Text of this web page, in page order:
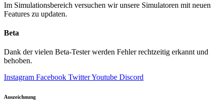
Im Simulationsbereich versuchen wir unsere Simulatoren mit neuen
Features zu updaten.
Beta
Dank der vielen Beta-Tester werden Fehler rechtzeitig erkannt und
behoben.
Instagram Facebook TwitterYoutube Discord
Auszeichnung